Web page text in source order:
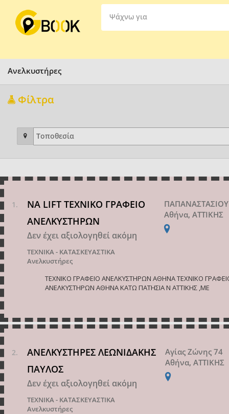
Ψάχνω για
Ανελκυστήρες
Φίλτρα
NA LIFT ΤΕΧΝΙΚΟ ΓΡΑΦΕΙΟ
ΑΝΕΛΚΥΣΤΗΡΩΝ
Δεν έχει αξιολογηθεί ακόμη
ΤΕΧΝΙΚΑ - ΚΑΤΑΣΚΕΥΑΣΤΙΚΑ
Ανελκυστήρες
Αθήνα, ΑΤΤΙΚΗΣ
ΤΕΧΝΙΚΟ ΓΡΑΦΕΙΟ ΑΝΕΛΚΥΣΤΗΡΩΝ ΑΘΗΝΑ ΤΕΧΝΙΚΟ
ΑΝΕΛΚΥΣΤΗΡΩΝ ΑΘΗΝΑ ΚΑΤΩ ΠΑΤΗΣΙΑ Ν ΑΤΤΙΚΗΣ ,ΜΕ
ΑΝΕΛΚΥΣΤΗΡΕΣ ΛΕΩΝΙΔΑΚΗΣ
ΠΑΥΛΟΣ
Δεν έχει αξιολογηθεί ακόμη
ΤΕΧΝΙΚΑ - ΚΑΤΑΣΚΕΥΑΣΤΙΚΑ
Ανελκυστήρες
Αγίας Ζώνης 74
Αθήνα, ΑΤΤΙΚΗΣ